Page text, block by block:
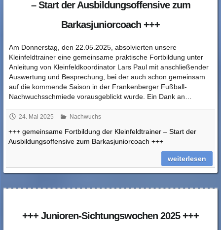
– Start der Ausbildungsoffensive zum
Barkasjuniorcoach +++
Am Donnerstag, den 22.05.2025, absolvierten unsere
Kleinfeldtrainer eine gemeinsame praktische Fortbildung unter
Anleitung von Kleinfeldkoordinator Lars Paul mit anschließender
Auswertung und Besprechung, bei der auch schon gemeinsam
auf die kommende Saison in der Frankenberger Fußball-
Nachwuchsschmiede vorausgeblickt wurde. Ein Dank an…
24. Mai 2025 Nachwuchs
+++ gemeinsame Fortbildung der Kleinfeldtrainer – Start der
Ausbildungsoffensive zum Barkasjuniorcoach +++
weiterlesen
+++ Junioren-Sichtungswochen 2025 +++